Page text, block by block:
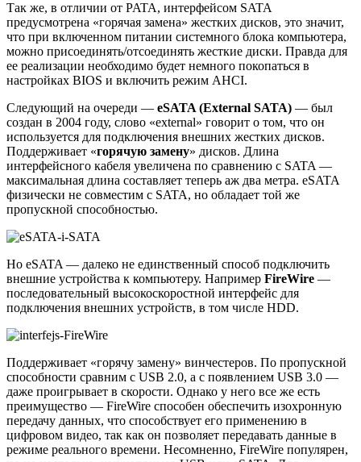
Так же, в отличии от PATA, интерфейсом SATA
предусмотрена «горячая замена» жестких дисков, это значит,
что при включенном питании системного блока компьютера,
можно присоединять/отсоединять жесткие диски. Правда для
ее реализации необходимо будет немного покопаться в
настройках BIOS и включить режим AHCI.
Следующий на очереди — eSATA (External SATA) — был
создан в 2004 году, слово «external» говорит о том, что он
используется для подключения внешних жестких дисков.
Поддерживает «горячую замену» дисков. Длина
интерфейсного кабеля увеличена по сравнению с SATA —
максимальная длина составляет теперь аж два метра. eSATA
физически не совместим с SATA, но обладает той же
пропускной способностью.
Но eSATA — далеко не единственный способ подключить
внешние устройства к компьютеру. Например FireWire —
последовательный высокоскоростной интерфейс для
подключения внешних устройств, в том числе HDD.
Поддерживает «горячу замену» винчестеров. По пропускной
способности сравним с USB 2.0, а с появлением USB 3.0 —
даже проигрывает в скорости. Однако у него все же есть
преимущество — FireWire способен обеспечить изохронную
передачу данных, что способствует его применению в
цифровом видео, так как он позволяет передавать данные в
режиме реального времени. Несомненно, FireWire популярен,